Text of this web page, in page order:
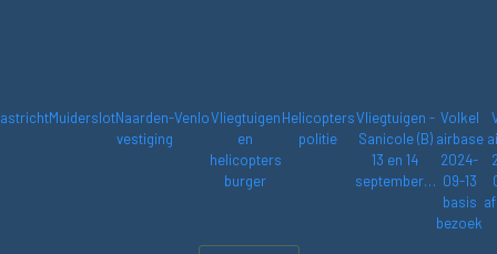
MuiderslotNaarden-
vestiging
VenloVliegtuigen
en
helicopters
burger
Helicopters
politie
Vliegtuigen -
Sanicole (B)
13 en 14
september…
Volkel
airbase
2024-
09-13
basis
bezoek